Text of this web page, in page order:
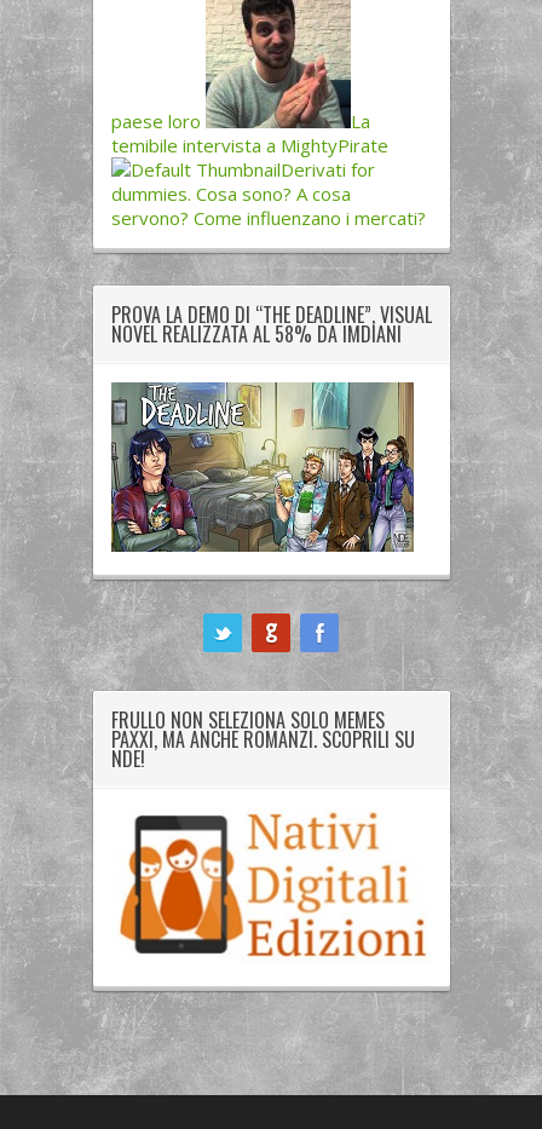
paese loro
La
temibile intervista a MightyPirate
Derivati for
dummies. Cosa sono? A cosa
servono? Come influenzano i mercati?
PROVA LA DEMO DI “THE DEADLINE”, VISUAL
NOVEL REALIZZATA AL 58% DA IMDIANI
FRULLO NON SELEZIONA SOLO MEMES
PAXXI, MA ANCHE ROMANZI. SCOPRILI SU
NDE!